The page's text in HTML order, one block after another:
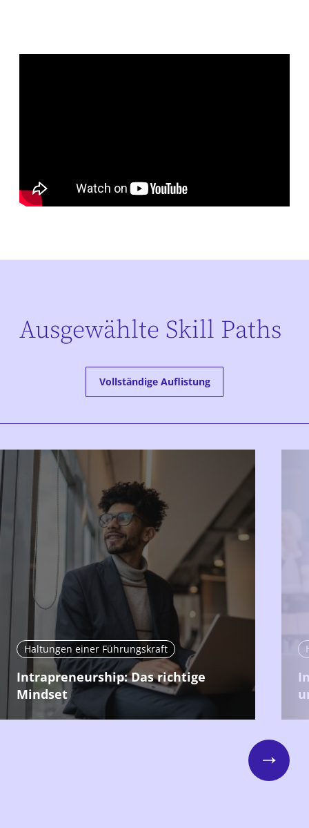
Ausgewählte Skill Paths
Vollständige Auflistung
Haltungen einer Führungskraft
Intrapreneurship: Das richtige
Mindset
Next